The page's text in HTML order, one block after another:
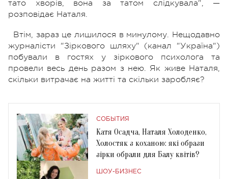
тато хворів, вона за татом слідкувала", —
розповідає Наталя.
Втім, зараз це лишилося в минулому. Нещодавно
журналісти "Зіркового шляху" (канал "Україна")
побували в гостях у зіркового психолога та
провели весь день разом з нею. Як живе Наталя,
скільки витрачає на житті та скільки заробляє?
СОБЫТИЯ
Катя Осадча, Наталя Холоденко,
Холостяк з коханою: які образи
зірки обрали для Балу квітів?
ШОУ-БИЗНЕС